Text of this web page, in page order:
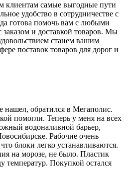
клиентам самые выгодные пути
удобство в сотрудничестве с
готова помочь вам с любыми
и доставкой товаров. Мы
станем вашим
поставок товаров для дорог и
нашел, обратился в Мегаполис.
помогли. Теперь у меня на всех
водоналивной барьер,
Рабочие очень
блоки легко устанавливаются.
на морозе, не было. Пластик
температур. Покупкой остался